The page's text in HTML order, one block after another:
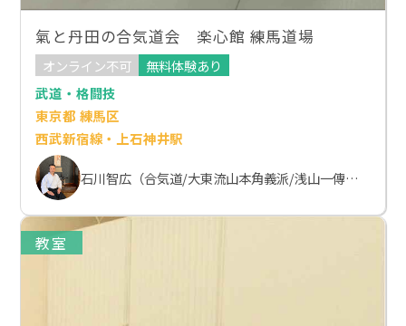
氣と丹田の合気道会 楽心館 練馬道場
オンライン不可
無料体験あり
武道・格闘技
東京都 練馬区
西武新宿線・上石神井駅
石川智広（合気道/大東流山本角義派/浅山一傳流体術）
教室